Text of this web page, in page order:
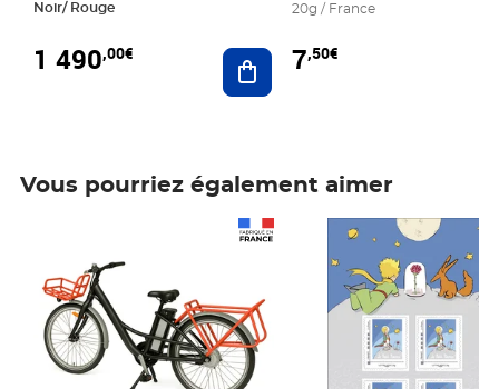
Noir/ Rouge
1 490,00€ Ajouter au panier
20g / France
7,50€
Vous pourriez également aimer
Prix 7,50€